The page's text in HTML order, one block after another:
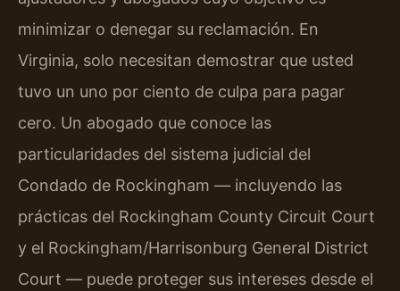
minimizar o denegar su reclamación. En
Virginia, solo necesitan demostrar que usted
tuvo un uno por ciento de culpa para pagar
cero. Un abogado que conoce las
particularidades del sistema judicial del
Condado de Rockingham — incluyendo las
prácticas del Rockingham County Circuit Court
y el Rockingham/Harrisonburg General District
Court — puede proteger sus intereses desde el